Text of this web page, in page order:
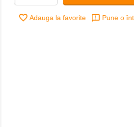
Adauga la favorite Pune o